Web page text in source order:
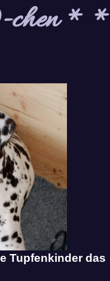
* *
Tupfenkinder das